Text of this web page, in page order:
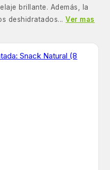
brillante. Además, la
deshidratados...Ver mas